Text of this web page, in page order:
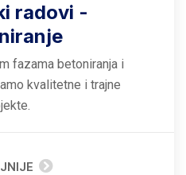
radovi -
fazama betoniranja i
kvalitetne i trajne